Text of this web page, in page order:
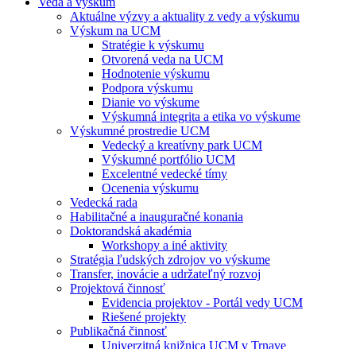
Aktuálne výzvy a aktuality z vedy a výskumu
Výskum na UCM
Stratégie k výskumu
Otvorená veda na UCM
Hodnotenie výskumu
Podpora výskumu
Dianie vo výskume
Výskumná integrita a etika vo výskume
Výskumné prostredie UCM
Vedecký a kreatívny park UCM
Výskumné portfólio UCM
Excelentné vedecké tímy
Ocenenia výskumu
Vedecká rada
Habilitačné a inauguračné konania
Doktorandská akadémia
Workshopy a iné aktivity
Stratégia ľudských zdrojov vo výskume
Transfer, inovácie a udržateľný rozvoj
Projektová činnosť
Evidencia projektov - Portál vedy UCM
Riešené projekty
Publikačná činnosť
Univerzitná knižnica UCM v Trnave